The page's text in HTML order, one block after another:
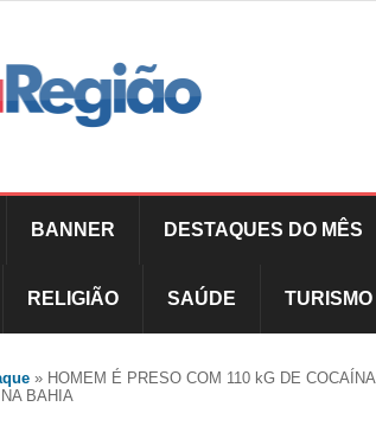
BANNER DESTAQUES DO MÊS
RELIGIÃO SAÚDE TURISMO
» HOMEM É PRESO COM 110 kG DE COCAÍNA
BAHIA